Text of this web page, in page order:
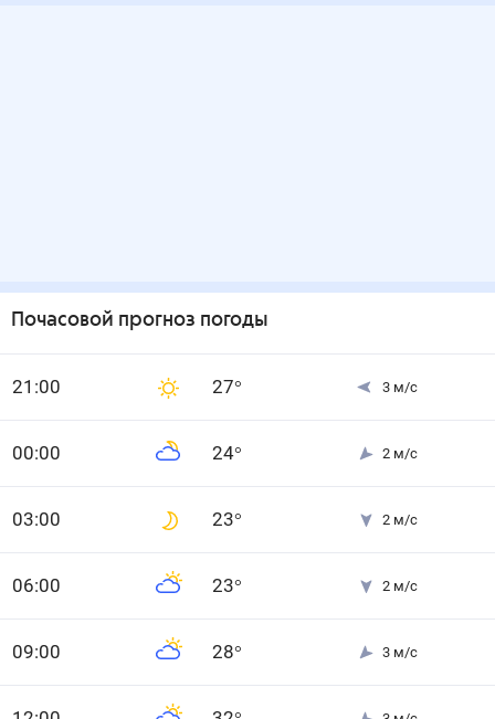
Почасовой прогноз погоды
21 :00 27° 3 м/с
00:00 24° 2 м/с
03:00 23° 2 м/с
06:00 23° 2 м/с
09:00 28° 3 м/с